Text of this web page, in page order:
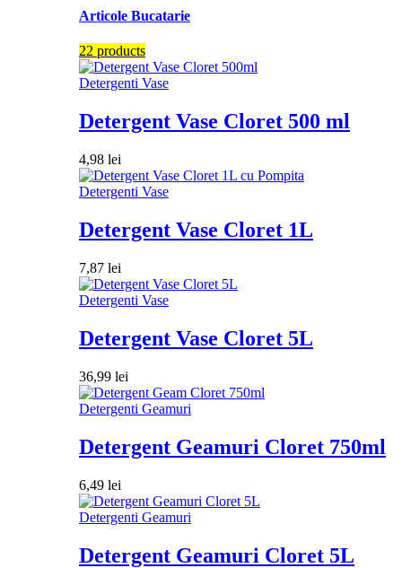
Articole Bucatarie
22 products
Detergenti Vase
Detergent Vase Cloret 500 ml
4,98 lei
Detergenti Vase
Detergent Vase Cloret 1L
7,87 lei
Detergenti Vase
Detergent Vase Cloret 5L
36,99 lei
Detergenti Geamuri
Detergent Geamuri Cloret 750ml
6,49 lei
Detergenti Geamuri
Detergent Geamuri Cloret 5L